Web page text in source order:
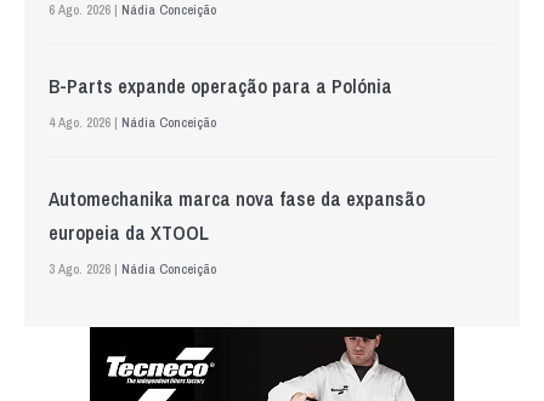
6 Ago. 2026 | Nádia Conceição
B-Parts expande operação para a Polónia
4 Ago. 2026 | Nádia Conceição
Automechanika marca nova fase da expansão
europeia da XTOOL
3 Ago. 2026 | Nádia Conceição